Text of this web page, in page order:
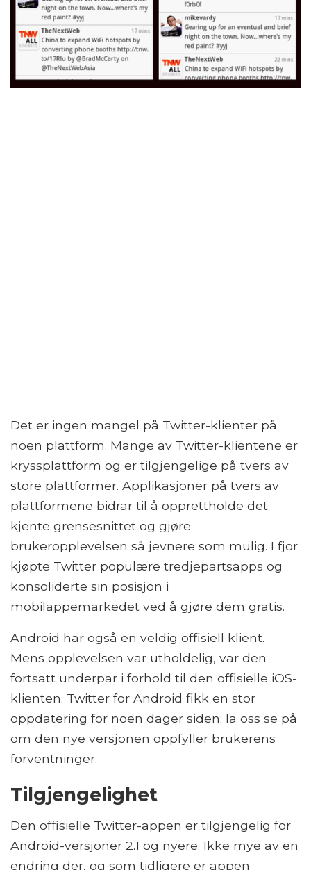
Det er ingen mangel på Twitter-klienter på
noen plattform. Mange av Twitter-klientene er
kryssplattform og er tilgjengelige på tvers av
store plattformer. Applikasjoner på tvers av
plattformene bidrar til å opprettholde det
kjente grensesnittet og gjøre
brukeropplevelsen så jevnere som mulig. I fjor
kjøpte Twitter populære tredjepartsapps og
konsoliderte sin posisjon i
mobilappemarkedet ved å gjøre dem gratis.
Android har også en veldig offisiell klient.
Mens opplevelsen var utholdelig, var den
fortsatt underpar i forhold til den offisielle iOS-
klienten. Twitter for Android fikk en stor
oppdatering for noen dager siden; la oss se på
om den nye versjonen oppfyller brukerens
forventninger.
Tilgjengelighet
Den offisielle Twitter-appen er tilgjengelig for
Android-versjoner 2.1 og nyere. Ikke mye av en
endring der, og som tidligere er appen